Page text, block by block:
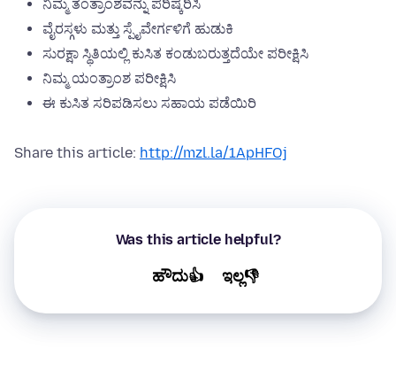
ನಿಮ್ಮ ತಂತ್ರಾಂಶವನ್ನು ಪರಿಷ್ಕರಿಸಿ
ವೈರಸ್ಗಳು ಮತ್ತು ಸ್ಪೈವೇರ್ಗಳಿಗೆ ಹುಡುಕಿ
ಸುರಕ್ಷಾ ಸ್ಥಿತಿಯಲ್ಲಿ ಕುಸಿತ ಕಂಡುಬರುತ್ತದೆಯೇ ಪರೀಕ್ಷಿಸಿ
ನಿಮ್ಮ ಯಂತ್ರಾಂಶ ಪರೀಕ್ಷಿಸಿ
ಈ ಕುಸಿತ ಸರಿಪಡಿಸಲು ಸಹಾಯ ಪಡೆಯಿರಿ
Share this article: http://mzl.la/1ApHFOj
Was this article helpful?
ಹೌದು👍 ಇಲ್ಲ👎